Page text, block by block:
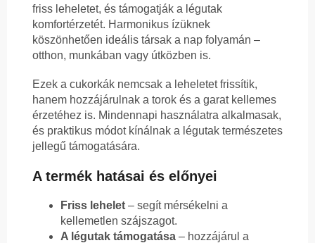
friss leheletet, és támogatják a légutak
komfortérzetét. Harmonikus ízüknek
köszönhetően ideális társak a nap folyamán –
otthon, munkában vagy útközben is.
Ezek a cukorkák nemcsak a leheletet frissítik,
hanem hozzájárulnak a torok és a garat kellemes
érzetéhez is. Mindennapi használatra alkalmasak,
és praktikus módot kínálnak a légutak természetes
jellegű támogatására.
A termék hatásai és előnyei
Friss lehelet – segít mérsékelni a
kellemetlen szájszagot.
A légutak támogatása – hozzájárul a